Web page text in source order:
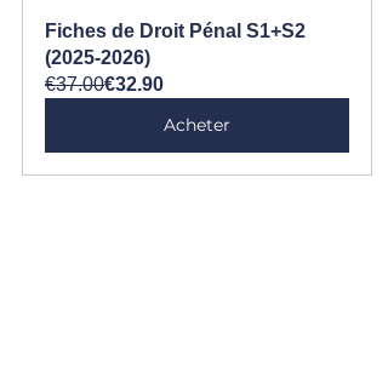
Fiches de Droit Pénal S1+S2
(2025-2026)
€37.00€32.90
Acheter